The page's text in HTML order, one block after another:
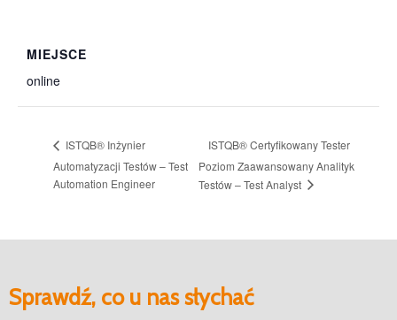
MIEJSCE
online
ISTQB® Inżynier
Automatyzacji Testów – Test
Automation Engineer
ISTQB® Certyfikowany Tester
Poziom Zaawansowany Analityk
Testów – Test Analyst
Sprawdź, co u nas słychać